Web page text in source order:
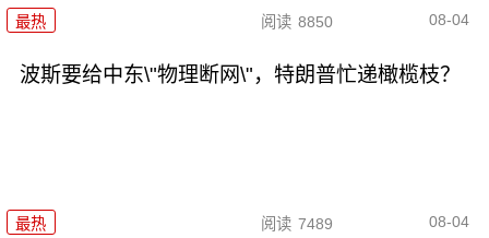
最热 阅读 8850 08-04
波斯要给中东\"物理断网\"，特朗普忙递橄榄枝？
最热 阅读 7489 08-04